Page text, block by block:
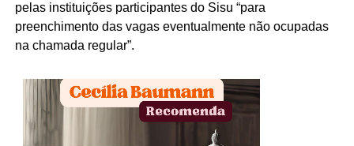
pelas instituições participantes do Sisu “para
preenchimento das vagas eventualmente não ocupadas
na chamada regular”.